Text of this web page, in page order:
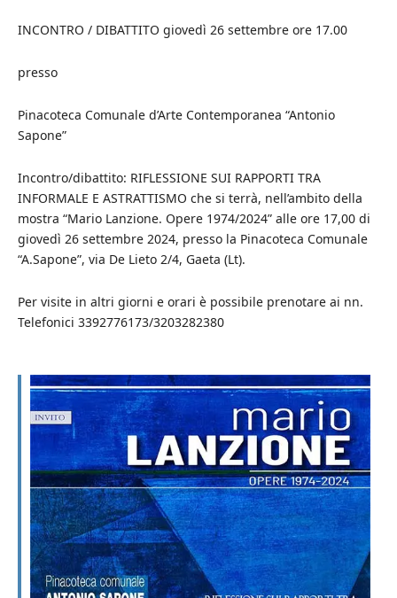
INCONTRO / DIBATTITO giovedì 26 settembre ore 17.00
presso
Pinacoteca Comunale d’Arte Contemporanea “Antonio
Sapone”
Incontro/dibattito: RIFLESSIONE SUI RAPPORTI TRA
INFORMALE E ASTRATTISMO che si terrà, nell’ambito della
mostra “Mario Lanzione. Opere 1974/2024” alle ore 17,00 di
giovedì 26 settembre 2024, presso la Pinacoteca Comunale
“A.Sapone”, via De Lieto 2/4, Gaeta (Lt).
Per visite in altri giorni e orari è possibile prenotare ai nn.
Telefonici 3392776173/3203282380